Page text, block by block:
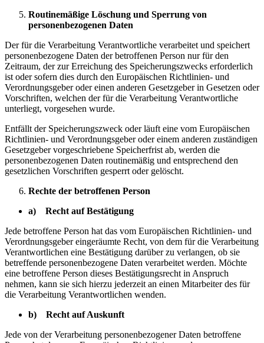
Routinemäßige Löschung und Sperrung von
personenbezogenen Daten
Der für die Verarbeitung Verantwortliche verarbeitet und speichert
personenbezogene Daten der betroffenen Person nur für den
Zeitraum, der zur Erreichung des Speicherungszwecks erforderlich
ist oder sofern dies durch den Europäischen Richtlinien- und
Verordnungsgeber oder einen anderen Gesetzgeber in Gesetzen oder
Vorschriften, welchen der für die Verarbeitung Verantwortliche
unterliegt, vorgesehen wurde.
Entfällt der Speicherungszweck oder läuft eine vom Europäischen
Richtlinien- und Verordnungsgeber oder einem anderen zuständigen
Gesetzgeber vorgeschriebene Speicherfrist ab, werden die
personenbezogenen Daten routinemäßig und entsprechend den
gesetzlichen Vorschriften gesperrt oder gelöscht.
Rechte der betroffenen Person
a) Recht auf Bestätigung
Jede betroffene Person hat das vom Europäischen Richtlinien- und
Verordnungsgeber eingeräumte Recht, von dem für die Verarbeitung
Verantwortlichen eine Bestätigung darüber zu verlangen, ob sie
betreffende personenbezogene Daten verarbeitet werden. Möchte
eine betroffene Person dieses Bestätigungsrecht in Anspruch
nehmen, kann sie sich hierzu jederzeit an einen Mitarbeiter des für
die Verarbeitung Verantwortlichen wenden.
b) Recht auf Auskunft
Jede von der Verarbeitung personenbezogener Daten betroffene